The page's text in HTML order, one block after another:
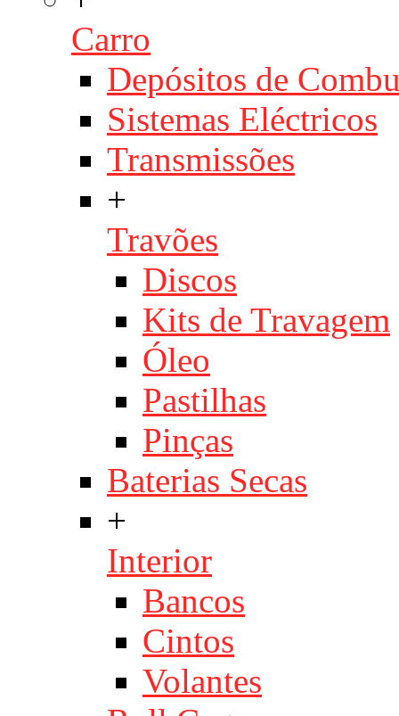
Carro
Depósitos de
Sistemas Eléctricos
Transmissões
+
Travões
Discos
Kits de Travagem
Óleo
Pastilhas
Pinças
Baterias Secas
+
Interior
Bancos
Cintos
Volantes